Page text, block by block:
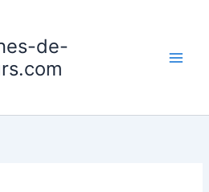
de-